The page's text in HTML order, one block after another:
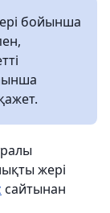
бойынша
жері
сайтынан